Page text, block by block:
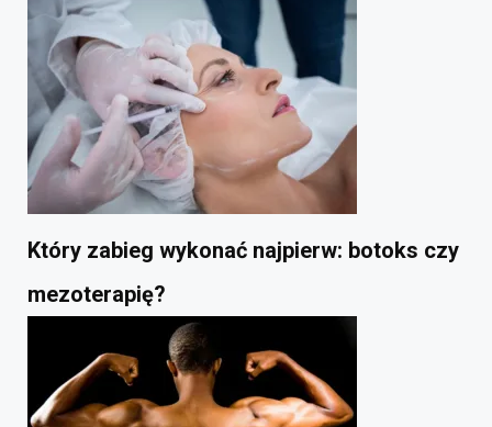
Który zabieg wykonać najpierw: botoks czy
mezoterapię?